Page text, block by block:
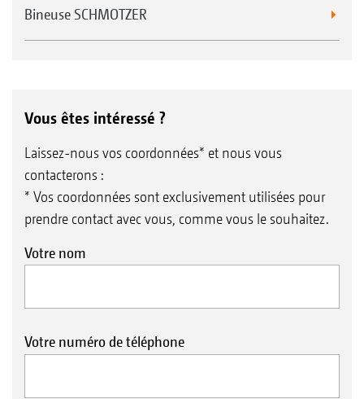
Bineuse SCHMOTZER
Vous êtes intéressé ?
Laissez-nous vos coordonnées* et nous vous
contacterons :
* Vos coordonnées sont exclusivement utilisées pour
prendre contact avec vous, comme vous le souhaitez.
Votre nom
Votre numéro de téléphone